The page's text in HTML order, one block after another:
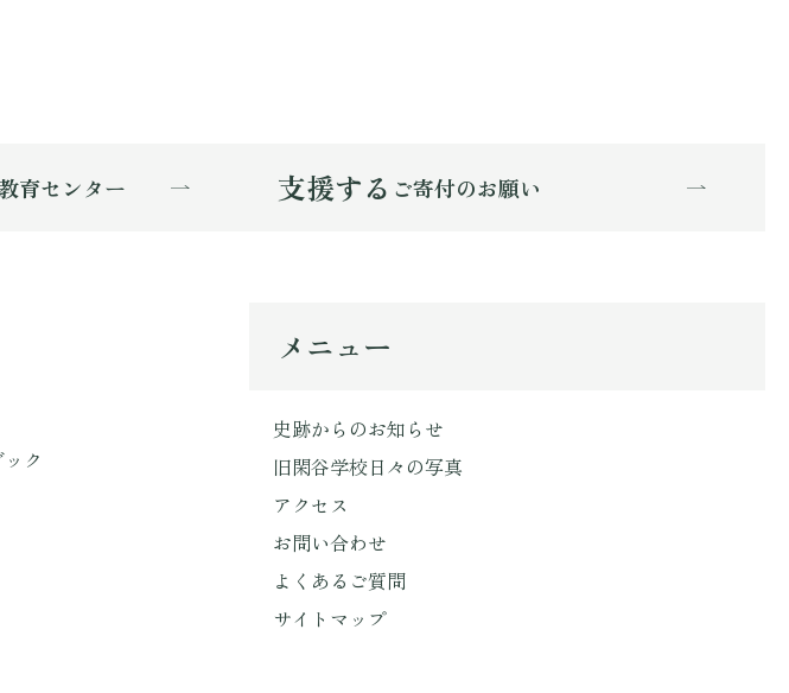
育センター
ク
支援する ご寄付のお願い
メニュー
史跡からのお知らせ
旧閑谷学校日々の写真
アクセス
お問い合わせ
よくあるご質問
サイトマップ